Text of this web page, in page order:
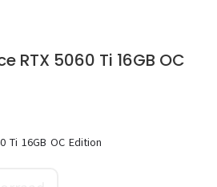
RTX 5060 Ti 16GB OC
Ti 16GB OC Edition